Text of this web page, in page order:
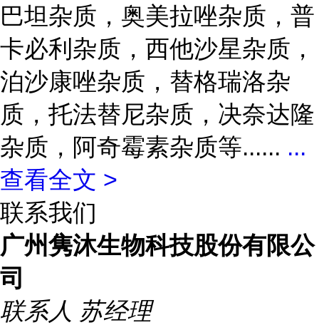
巴坦杂质，奥美拉唑杂质，普
卡必利杂质，西他沙星杂质，
泊沙康唑杂质，替格瑞洛杂
质，托法替尼杂质，决奈达隆
杂质，阿奇霉素杂质等...... ...
查看全文 >
联系我们
广州隽沐生物科技股份有限公
司
联系人 苏经理